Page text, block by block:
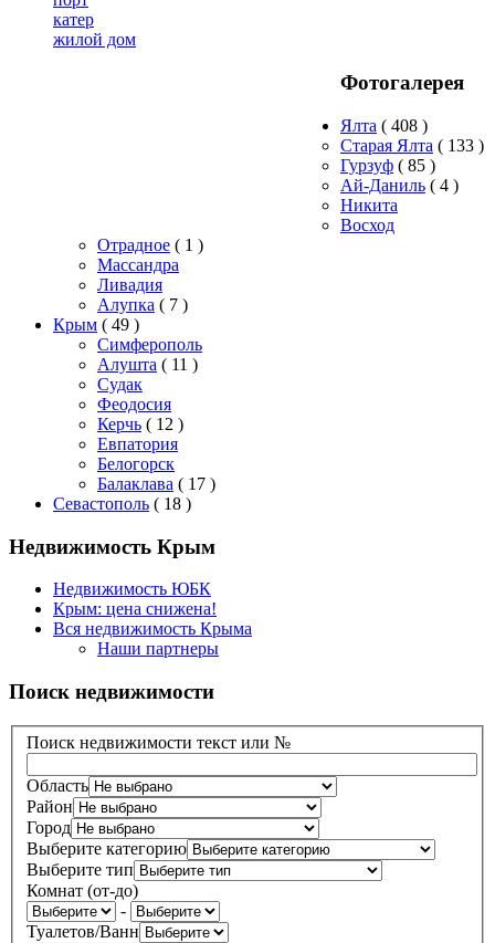
катер
жилой дом
Фотогалерея
Ялта ( 408 )
Старая Ялта ( 133 )
Гурзуф ( 85 )
Ай-Даниль ( 4 )
Никита
Восход
Отрадное ( 1 )
Массандра
Ливадия
Алупка ( 7 )
Крым ( 49 )
Симферополь
Алушта ( 11 )
Судак
Феодосия
Керчь ( 12 )
Евпатория
Белогорск
Балаклава ( 17 )
Севастополь ( 18 )
Недвижимость Крым
Недвижимость ЮБК
Крым: цена снижена!
Вся недвижимость Крыма
Наши партнеры
Поиск недвижимости
Поиск недвижимости текст или №
Область
Район
Город
Выберите категорию
Выберите тип
Комнат (от-до)
-
Туалетов/Ванн